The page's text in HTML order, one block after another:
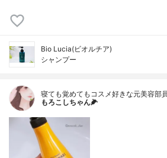
Bio Lucia(ビオルチア)
シャンプー
寝ても覚めてもコスメ好きな元美容部
もろこしちゃん🌽